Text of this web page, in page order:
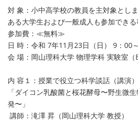
対 象：小中高学校の教員を主対象とし
ある大学生および一般成人も参加でき
参加費：≪無料≫
日 時：令和 7年11月23日（日） 9：00
会 場：岡山理科大学 物理学科 実験室（
内 容１：授業で役立つ科学談話（講演）
「ダイコン乳酸菌と桜花酵母〜野生微
発〜」
講師：滝澤 昇（岡山理科大学 教授）